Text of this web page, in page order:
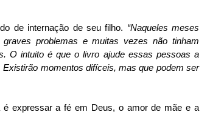
de internação de seu filho. “Naqueles meses
problemas e muitas vezes não tinham
O intuito é que o livro ajude essas pessoas a
momentos difíceis, mas que podem ser
é expressar a fé em Deus, o amor de mãe e a